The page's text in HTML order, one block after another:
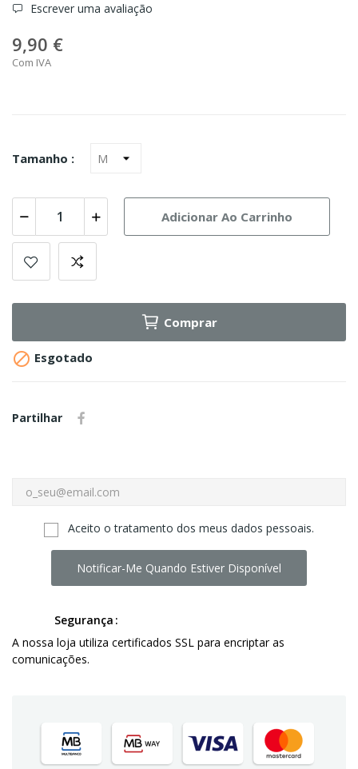
Escrever uma avaliação
9,90 €
Com IVA
Tamanho :
Adicionar Ao Carrinho
Comprar
 Esgotado
Partilhar
Aceito o tratamento dos meus dados pessoais.
Notificar-Me Quando Estiver Disponível
Segurança
A nossa loja utiliza certificados SSL para encriptar as
comunicações.